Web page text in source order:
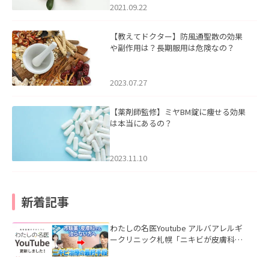
2021.09.22
【教えてドクター】防風通聖散の効果
や副作用は？長期服用は危険なの？
2023.07.27
【薬剤師監修】ミヤBM錠に痩せる効果
は本当にあるの？
2023.11.10
新着記事
わたしの名医Youtube アルバアレルギ
ークリニック札幌「ニキビが皮膚科で